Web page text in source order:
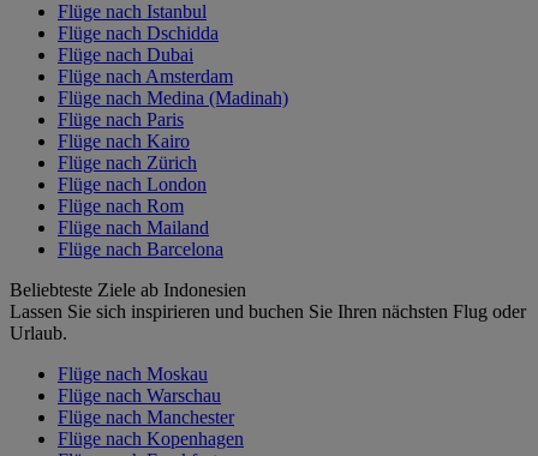
Flüge nach Istanbul
Flüge nach Dschidda
Flüge nach Dubai
Flüge nach Amsterdam
Flüge nach Medina (Madinah)
Flüge nach Paris
Flüge nach Kairo
Flüge nach Zürich
Flüge nach London
Flüge nach Rom
Flüge nach Mailand
Flüge nach Barcelona
Beliebteste Ziele ab Indonesien
Lassen Sie sich inspirieren und buchen Sie Ihren nächsten Flug oder
Urlaub.
Flüge nach Moskau
Flüge nach Warschau
Flüge nach Manchester
Flüge nach Kopenhagen